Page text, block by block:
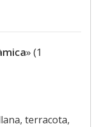
» (1
terracota,